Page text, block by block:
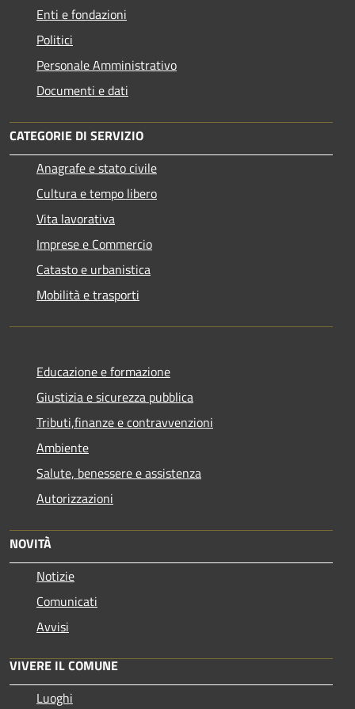
Enti e fondazioni
Politici
Personale Amministrativo
Documenti e dati
CATEGORIE DI SERVIZIO
Anagrafe e stato civile
Cultura e tempo libero
Vita lavorativa
Imprese e Commercio
Catasto e urbanistica
Mobilità e trasporti
Educazione e formazione
Giustizia e sicurezza pubblica
Tributi,finanze e contravvenzioni
Ambiente
Salute, benessere e assistenza
Autorizzazioni
NOVITÀ
Notizie
Comunicati
Avvisi
VIVERE IL COMUNE
Luoghi